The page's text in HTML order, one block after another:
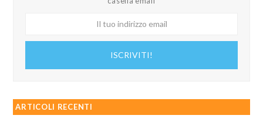
ISCRIVITI!
ARTICOLI RECENTI